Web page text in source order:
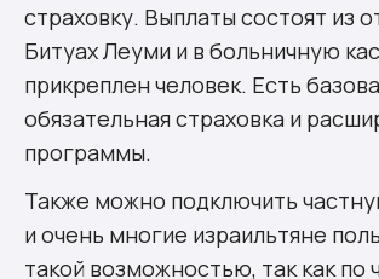
страховку. Выплаты состоят из
Битуах Леуми и в больничную
прикреплен человек. Есть
обязательная страховка и
программы.
Также можно подключить
и очень многие израильтяне
такой возможностью, так как по